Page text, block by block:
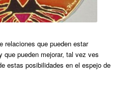
relaciones que pueden estar
que pueden mejorar, tal vez ves
estas posibilidades en el espejo de